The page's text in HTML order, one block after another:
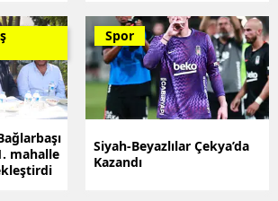
mahalle
Spor
Siyah-Beyazlılar Çekya’da
Kazandı